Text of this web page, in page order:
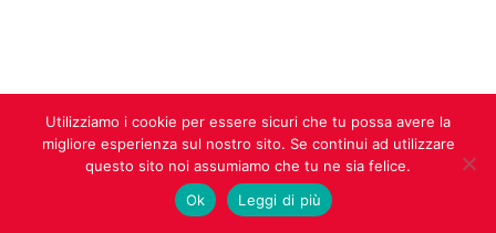
PROFESSIONALITÀ E COMPETENZA
Utilizziamo i cookie per essere sicuri che tu possa avere la
migliore esperienza sul nostro sito. Se continui ad utilizzare
questo sito noi assumiamo che tu ne sia felice.
Ok
Leggi di più